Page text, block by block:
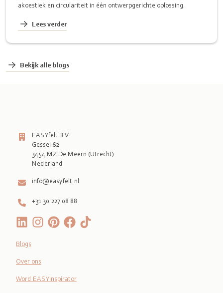
akoestiek en circulariteit in één ontwerpgerichte oplossing.
Lees verder
Bekijk alle blogs
EASYfelt B.V.
Gessel 62
3454 MZ De Meern (Utrecht)
Nederland
info@easyfelt.nl
+31 30 227 08 88
Blogs
Over ons
Word EASYinspirator